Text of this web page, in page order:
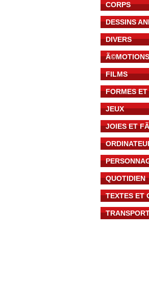
CORPS
DESSINS
DIVERS
Ã©MOTIONS
FILMS
FORMES
JEUX
JOIES ET
QUOTIDIEN
TEXTES ET